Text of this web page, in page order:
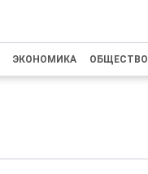
ЭКОНОМИКА ОБЩЕСТВО